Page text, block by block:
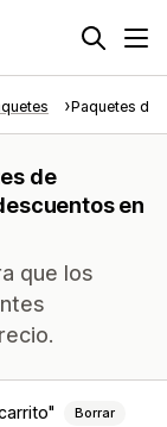
Paquetes de
de
en
que los
Borrar